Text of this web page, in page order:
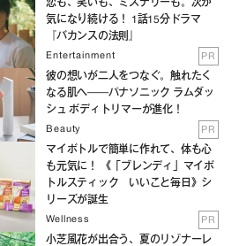
恋も、笑いも、ミステリーも。次が
気になり続ける！ 1話15分ドラマ
『バカンスの法則』
Entertainment PR
彼の想いが二人をつなぐ。触れたく
なる肌へ──パナソニック ラムダッ
シュ ボディトリマーが進化！
Beauty PR
マイボトルで簡単に作れて、体も心
も元気に！ 《「ブレンディ」マイボ
トルスティック いいこと毎日》シ
リーズが誕生
Wellness PR
小芝風花が出合う、夏のリゾナーレ